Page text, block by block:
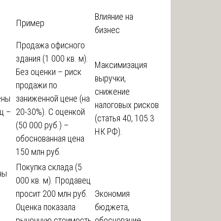
Пример
Влияние на
бизнес
–
Продажа офисного
здания (1 000 кв. м).
Без оценки – риск
продажи по
заниженной цене (на
20-30%). С оценкой
(50 000 руб.) –
обоснованная цена
150 млн руб.
Максимизация
выручки,
снижение
налоговых рисков
(статья 40, 105.3
НК РФ).
Покупка склада (5
000 кв. м). Продавец
просит 200 млн руб.
Оценка показала
Экономия
бюджета,